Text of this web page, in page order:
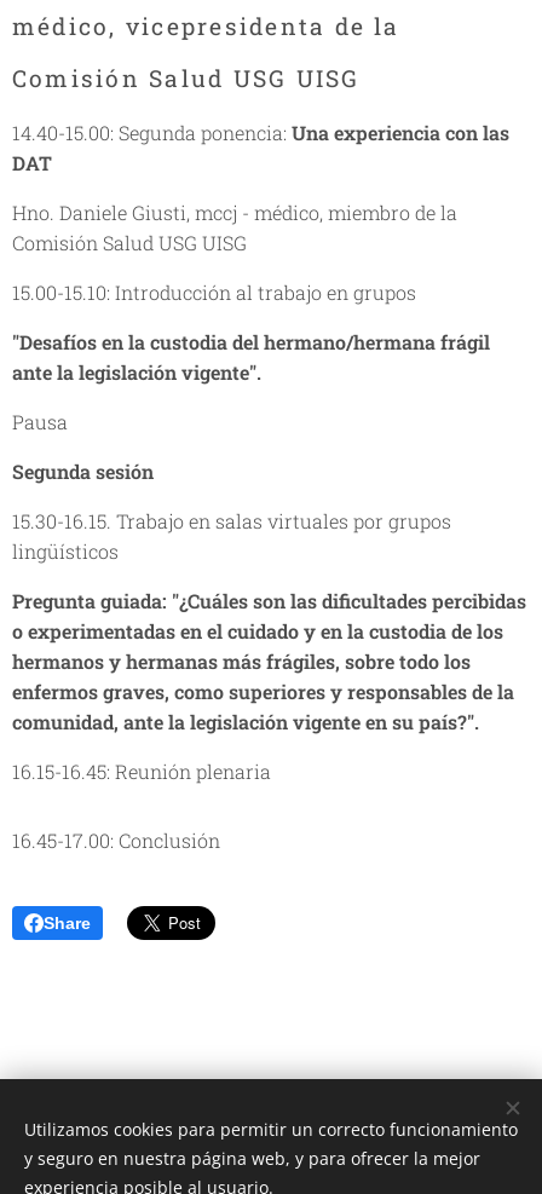
médico, vicepresidenta de la
Comisión Salud USG UISG
14.40-15.00: Segunda ponencia: Una experiencia con las
DAT
Hno. Daniele Giusti, mccj - médico, miembro de la
Comisión Salud USG UISG
15.00-15.10: Introducción al trabajo en grupos
"Desafíos en la custodia del hermano/hermana frágil
ante la legislación vigente".
Pausa
Segunda sesión
15.30-16.15. Trabajo en salas virtuales por grupos
lingüísticos
Pregunta guiada: "¿Cuáles son las dificultades percibidas
o experimentadas en el cuidado y en la custodia de los
hermanos y hermanas más frágiles, sobre todo los
enfermos graves, como superiores y responsables de la
comunidad, ante la legislación vigente en su país?".
16.15-16.45: Reunión plenaria
16.45-17.00: Conclusión
Share
Unione Superiori Generali - Via dei Penitenzieri 19 -00193 ROMA
Cookies
Utilizamos cookies para permitir un correcto funcionamiento
y seguro en nuestra página web, y para ofrecer la mejor
experiencia posible al usuario.